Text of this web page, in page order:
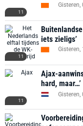
11
Gisteren,
11
iets zieligs’
Gisteren,
11
Ajax-
hard, maar…’
Gisteren,